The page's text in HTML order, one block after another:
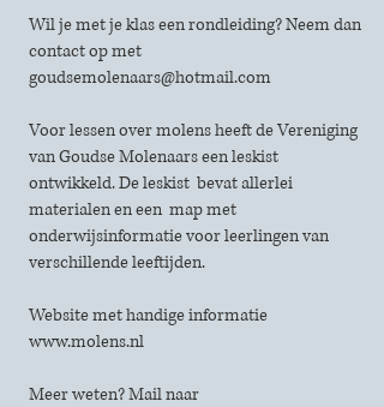
Wil je met je klas een rondleiding? Neem dan
contact op met
goudsemolenaars@hotmail.com
​Voor lessen over molens heeft de Vereniging
van Goudse Molenaars een leskist
ontwikkeld. De leskist bevat allerlei
materialen en een map met
onderwijsinformatie voor leerlingen van
verschillende leeftijden.
Website met handige informatie
www.molens.nl
Meer weten? Mail naar